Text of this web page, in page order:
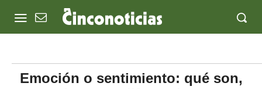
Emoción o sentimiento: qué son,